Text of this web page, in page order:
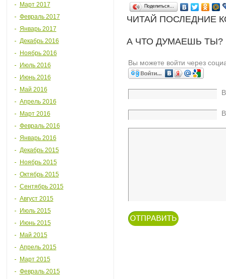
Март 2017
Февраль 2017
Январь 2017
Декабрь 2016
Ноябрь 2016
Июль 2016
Июнь 2016
Май 2016
Апрель 2016
Март 2016
Февраль 2016
Январь 2016
Декабрь 2015
Ноябрь 2015
Октябрь 2015
Сентябрь 2015
Август 2015
Июль 2015
Июнь 2015
Май 2015
Апрель 2015
Март 2015
Февраль 2015
Поделиться…
ЧИТАЙ ПОСЛЕДНИЕ
А ЧТО ДУМАЕШЬ
Вы можете войти через